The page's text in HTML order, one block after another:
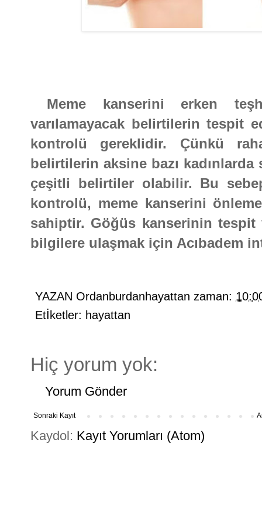
Meme kanserini erken
varılamayacak belirtilerin tespit
kontrolü gereklidir. Çünkü
belirtilerin aksine bazı
çeşitli belirtiler olabilir. Bu
kontrolü, meme kanserini
sahiptir. Göğüs kanserinin tespit
bilgilere ulaşmak için Acıbadem
YAZAN Ordanburdanhayattan zaman:
Etİketler: hayattan
Hiç yorum yok:
Yorum Gönder
Sonraki Kayıt
Kaydol: Kayıt Yorumları (Atom)